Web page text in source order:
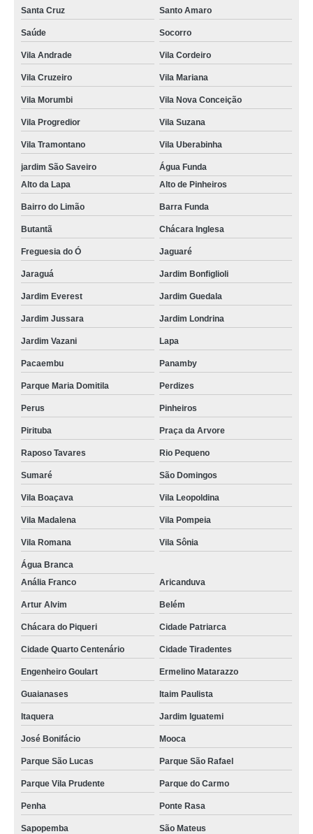
Santa Cruz Santo Amaro
Saúde Socorro
Vila Andrade Vila Cordeiro
Vila Cruzeiro Vila Mariana
Vila Morumbi Vila Nova Conceição
Vila Progredior Vila Suzana
Vila Tramontano Vila Uberabinha
jardim São Saveiro
Água Funda
Alto da Lapa
Alto de Pinheiros
Bairro do Limão Barra Funda
Butantã Chácara Inglesa
Freguesia do Ó Jaguaré
Jaraguá Jardim Bonfiglioli
Jardim Everest Jardim Guedala
Jardim Jussara Jardim Londrina
Jardim Vazani Lapa
Pacaembu Panamby
Parque Maria Domitila Perdizes
Perus Pinheiros
Pirituba Praça da Arvore
Raposo Tavares Rio Pequeno
Sumaré São Domingos
Vila Boaçava Vila Leopoldina
Vila Madalena Vila Pompeia
Vila Romana Vila Sônia
Água Branca
Anália Franco
Aricanduva
Artur Alvim Belém
Chácara do Piqueri Cidade Patriarca
Cidade Quarto Centenário Cidade Tiradentes
Engenheiro Goulart Ermelino Matarazzo
Guaianases Itaim Paulista
Itaquera Jardim Iguatemi
José Bonifácio Mooca
Parque São Lucas Parque São Rafael
Parque Vila Prudente Parque do Carmo
Penha Ponte Rasa
Sapopemba São Mateus